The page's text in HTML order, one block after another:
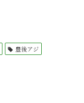
豊後アジ